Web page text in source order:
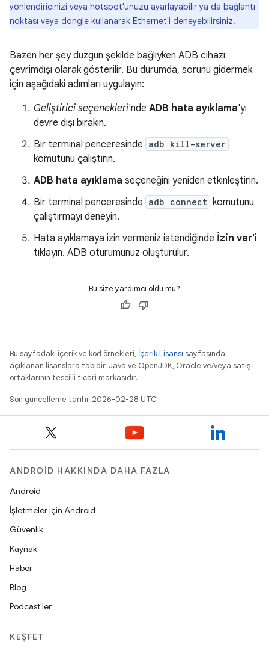
yönlendiricinizi veya hotspot'unuzu ayarlayabilir ya da bağlantı
noktası veya dongle kullanarak Ethernet'i deneyebilirsiniz.
Bazen her şey düzgün şekilde bağlıyken ADB cihazı
çevrimdışı olarak gösterilir. Bu durumda, sorunu gidermek
için aşağıdaki adımları uygulayın:
Geliştirici seçenekleri'nde ADB hata ayıklama'yı
devre dışı bırakın.
Bir terminal penceresinde adb kill-server
komutunu çalıştırın.
ADB hata ayıklama seçeneğini yeniden etkinleştirin.
Bir terminal penceresinde adb connect
komutunu
çalıştırmayı deneyin.
Hata ayıklamaya izin vermeniz istendiğinde İzin ver'i
tıklayın. ADB oturumunuz oluşturulur.
Bu size yardımcı oldu mu?
Bu sayfadaki içerik ve kod örnekleri, İçerik Lisansı sayfasında
açıklanan lisanslara tabidir. Java ve OpenJDK, Oracle ve/veya satış
ortaklarının tescilli ticari markasıdır.
Son güncelleme tarihi: 2026-02-28 UTC.
ANDROID HAKKINDA DAHA FAZLA
Android
İşletmeler için Android
Güvenlik
Kaynak
Haber
Blog
Podcast'ler
KEŞFET